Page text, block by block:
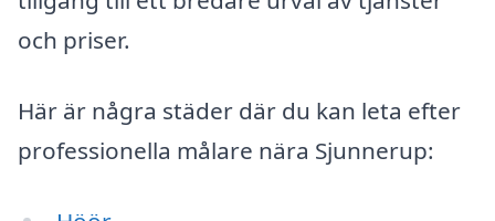
och priser.
Här är några städer där du kan leta efter
professionella målare nära Sjunnerup: